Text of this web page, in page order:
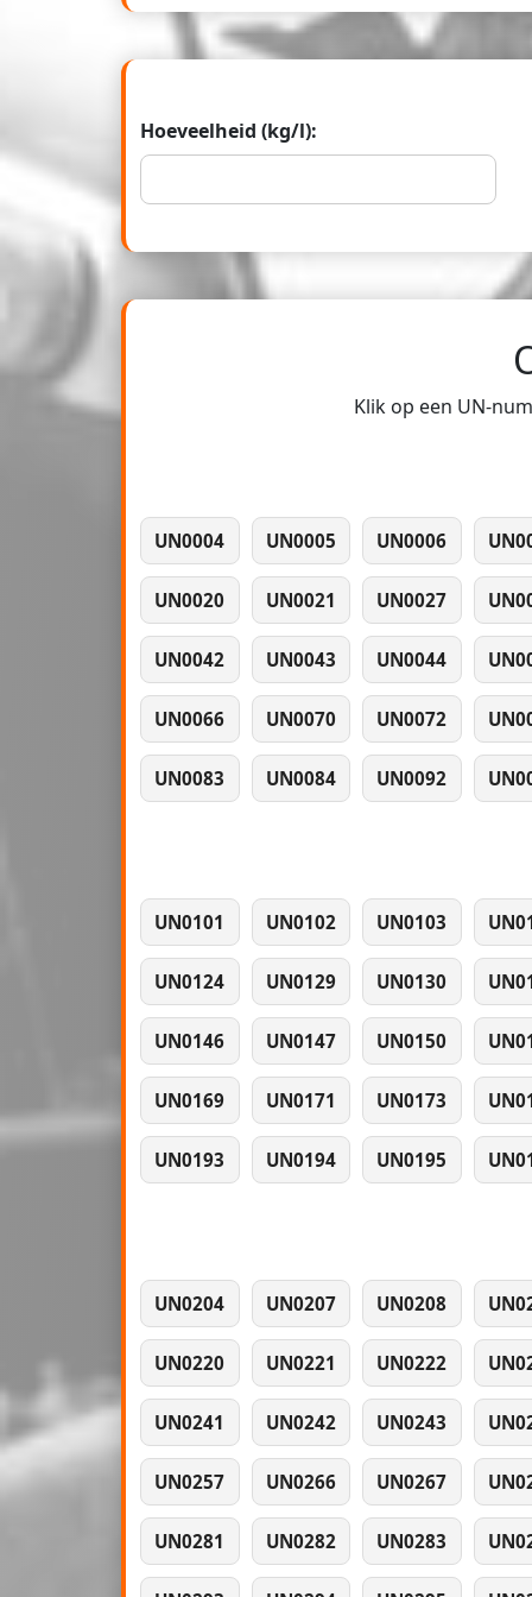
Hoeveelheid (kg/l):
Klik op een UN-
UN0004 UN0005 UN0006
UN0020 UN0021 UN0027
UN0042 UN0043 UN0044
UN0066 UN0070 UN0072
UN0083 UN0084 UN0092
UN0101 UN0102 UN0103
UN0124 UN0129 UN0130
UN0146 UN0147 UN0150
UN0169 UN0171 UN0173
UN0193 UN0194 UN0195
UN0204 UN0207 UN0208
UN0220 UN0221 UN0222
UN0241 UN0242 UN0243
UN0257 UN0266 UN0267
UN0281 UN0282 UN0283